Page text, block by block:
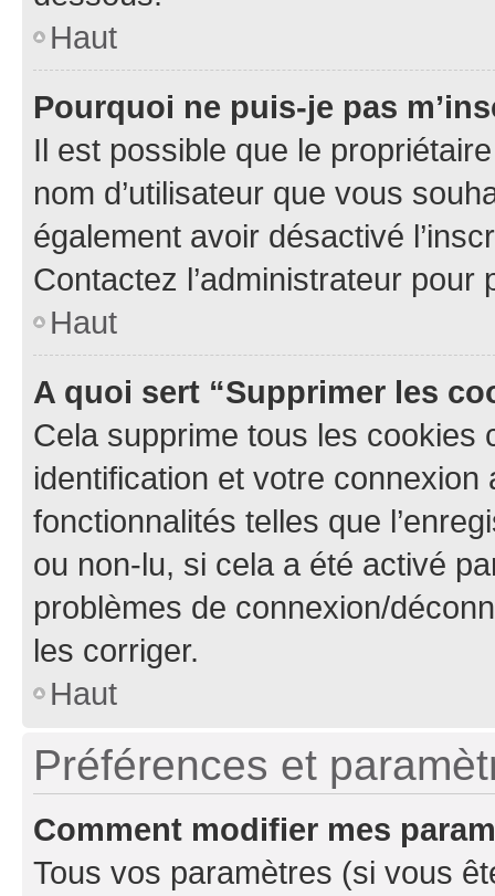
Haut
Pourquoi ne puis-je pas
Il est possible que le
nom d’utilisateur que vous
également avoir désactivé
Contactez l’administrateur
Haut
A quoi sert “Supprimer les
Cela supprime tous les cookies
identification et votre
fonctionnalités telles que
ou non-lu, si cela a été activé
problèmes de connexion/
les corriger.
Haut
Préférences et
Comment modifier mes
Tous vos paramètres (si vous